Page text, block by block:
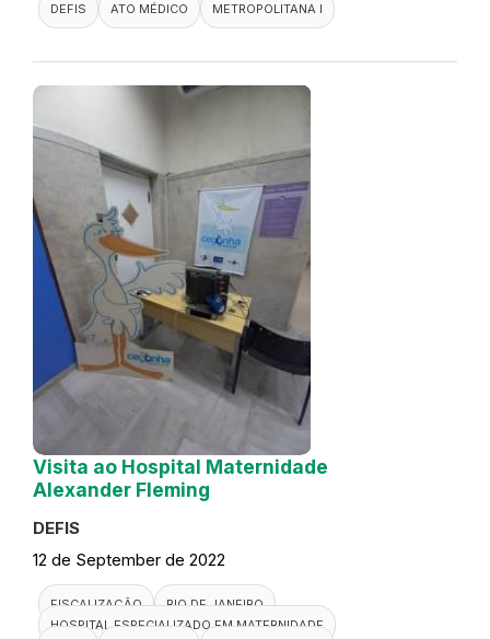
DEFIS
ATO MÉDICO METROPOLITANA I
Visita ao Hospital Maternidade
Alexander Fleming
DEFIS
12 de September de 2022
FISCALIZAÇÃO
RIO DE JANEIRO
HOSPITAL ESPECIALIZADO EM MATERNIDADE